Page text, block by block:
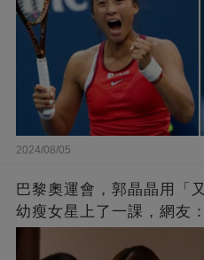
2024/08/05
巴黎奧運會，郭晶晶用「
幼瘦女星上了一課，網友